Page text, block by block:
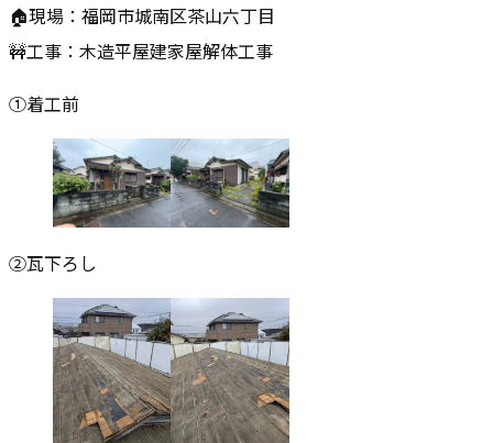
🏠現場：福岡市城南区茶山六丁目
🚧工事：木造平屋建家屋解体工事
①着工前
②瓦下ろし